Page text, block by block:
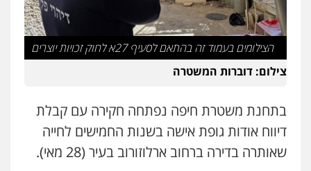
עו"ד ראוף נג'אר
פלילי עורכי דין לענייני אסירים מעצרים
סמים רכוש
0548009246
לבן
0507368203
שחר לדובסקי, עו"ד
הצילומים בעמוד זה בהתאם לסעיף 27א לחוק זכויות יוצרים
צילום: דוברות המשטרה
בתחנת משטרת חיפה נפתחה חקירה עם קבלת
דיווח אודות גופת אישה בשנות החמישים לחייה
שאותרה בדירה ברחוב ארלוזורוב בעיר (28 מאי).
עו"ד שנהב אילון
פלילי פשיעה חמורה
נוער עורכי דין לענייני אסירים תעבורה
0549475678
פלילי תעבורה עורכי דין לענייני אסירים
0505417090